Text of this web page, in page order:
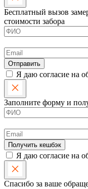
Бесплатный вызов
стоимости забора
Отправить
Я даю согласие на
Заполните форму и
Получить кешбэк
Я даю согласие на
Спасибо за ваше